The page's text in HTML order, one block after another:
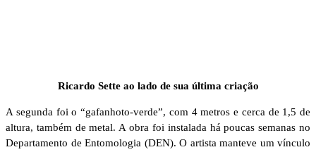
Ricardo Sette ao lado de sua última criação
A segunda foi o “gafanhoto-verde”, com 4 metros e cerca de 1,5 de
altura, também de metal. A obra foi instalada há poucas semanas no
Departamento de Entomologia (DEN). O artista manteve um vínculo